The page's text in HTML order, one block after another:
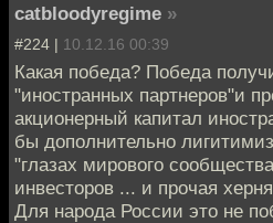
catbloodyregime »
#224 | 10.12.16 00:39
Какая победа? Победа
"иностранных партнеров"и
акционерный капитал
бы дополнительно
"глазах мирового
инвесторов ... и прочая
Для народа России это не